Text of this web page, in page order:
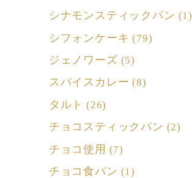
シナモンスティックパン (1)
シフォンケーキ (79)
ジェノワーズ (5)
スパイスカレー (8)
タルト (26)
チョコスティックパン (2)
チョコ使用 (7)
チョコ食パン (1)